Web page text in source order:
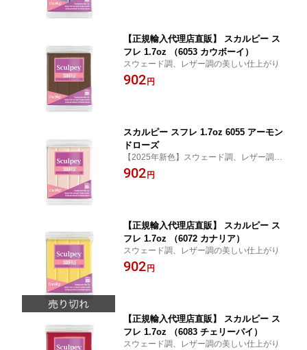
【正規輸入代理店直販】 スカルピー ス
フレ 1.7oz （6053 カウボーイ）
スウェード調、レザー調の美しい仕上がり
902 円
スカルピー スフレ 1.7oz 6055 アーモン
ドローズ
【2025年新色】スウェード調、レザー調の
美しい仕上がり
902 円
【正規輸入代理店直販】 スカルピー ス
フレ 1.7oz （6072 カナリア）
スウェード調、レザー調の美しい仕上がり
902 円
【正規輸入代理店直販】 スカルピー ス
フレ 1.7oz （6083 チェリーパイ）
スウェード調、レザー調の美しい仕上がり